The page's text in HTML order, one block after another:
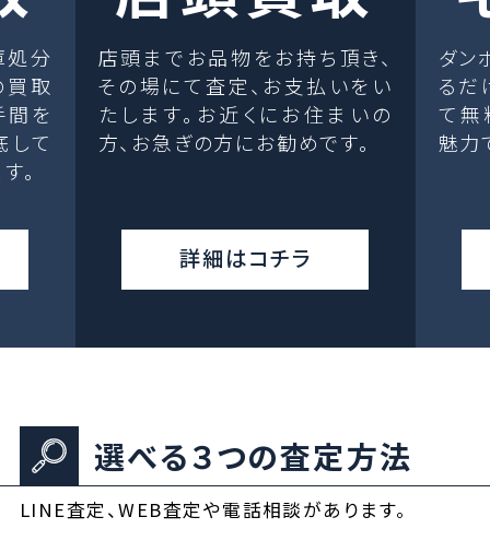
処分
取
間を
して
。
店頭までお品物をお持ち頂き、
その場にて査定、お支払いをい
たします。お近くにお住まいの
方、お急ぎの方にお勧めです。
詳細はコチラ
ダン
るだ
て無
魅力
選べる３つの査定方法
LINE査定、WEB査定や電話相談があります。